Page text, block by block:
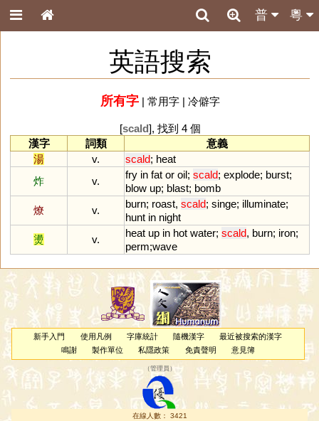
粵
普
英語搜索
所有字| 常用字| 冷僻字
[scald], 找到 4 個
漢字
詞類
意義
湯
v. scald; heat
炸
v.
fry in fat or oil; scald; explode; burst;
blow up; blast; bomb
燎
v.
burn; roast, scald; singe; illuminate;
hunt in night
燙
v.
heat up in hot water; scald, burn; iron;
perm;wave
新手入門 使用凡例 字庫統計 隨機漢字
最近被搜索的漢字
鳴謝
製作單位 私隱政策 免責聲明 意見簿
（管理員 ）
在線人數： 3421